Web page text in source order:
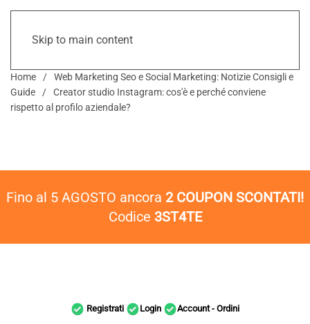
Skip to main content
Home
Web Marketing Seo e Social Marketing: Notizie Consigli e
Guide
Creator studio Instagram: cos'è e perché conviene
rispetto al profilo aziendale?
Fino al 5 AGOSTO ancora 2 COUPON SCONTATI!
Codice 3ST4TE
Registrati Login Account - Ordini